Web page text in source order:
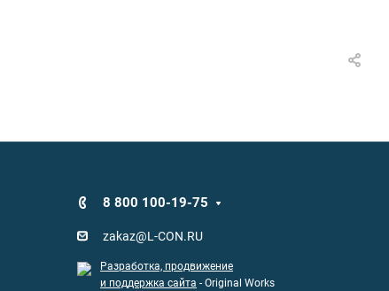
8 800 100-19-75
zakaz@L-CON.RU
Разработка, продвижение
и поддержка сайта - Original Works